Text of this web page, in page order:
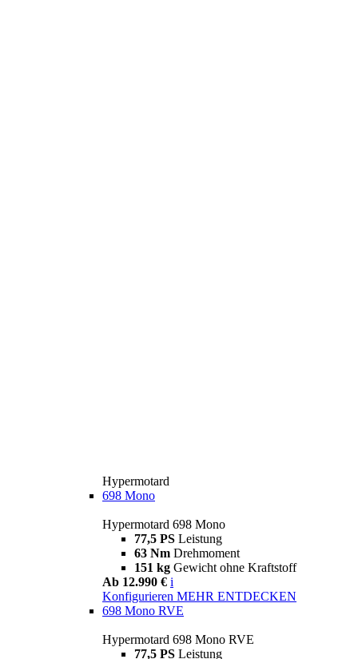
Hypermotard
698 Mono
Hypermotard 698 Mono
77,5 PS Leistung
63 Nm Drehmoment
151 kg Gewicht ohne Kraftstoff
Ab 12.990 € i
Konfigurieren MEHR ENTDECKEN
698 Mono RVE
Hypermotard 698 Mono RVE
77,5 PS Leistung